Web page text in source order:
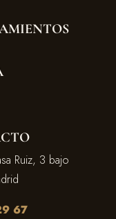
Ruiz, 3 bajo
67